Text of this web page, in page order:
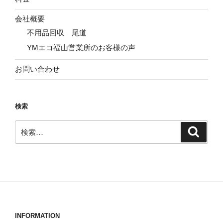
会社概要
不用品回収 尾道
YMエコ福山営業所のお客様の声
お問い合わせ
検索
索:
INFORMATION